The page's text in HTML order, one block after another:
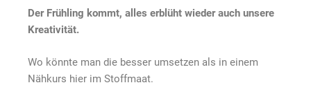
Der Frühling kommt, alles erblüht wieder auch unsere
Kreativität.
Wo könnte man die besser umsetzen als in einem
Nähkurs hier im Stoffmaat.